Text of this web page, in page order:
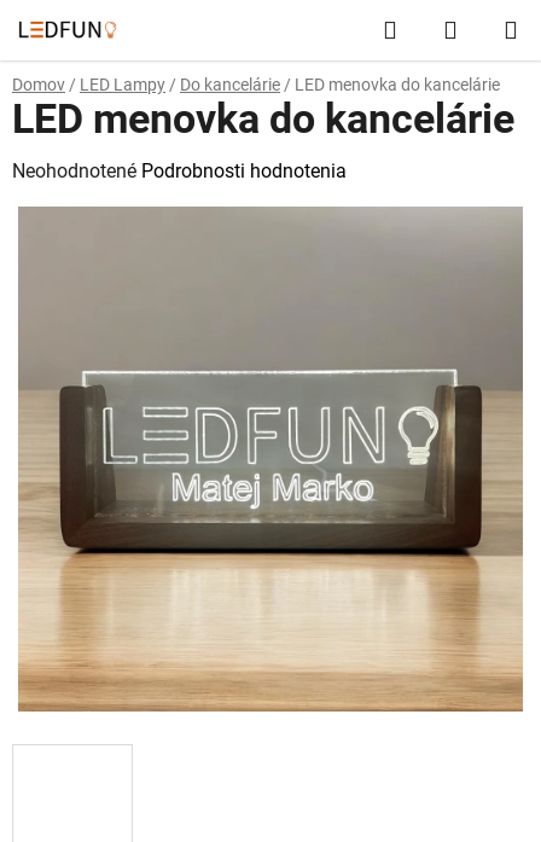
na
obsah
Hľadať
KOŠÍK
Domov / LED Lampy / Do kancelárie / LED menovka do kancelárie
LED menovka do kancelárie
Priemerné
hodnotenie
hviezdičiek.
Neohodnotené Podrobnosti hodnotenia